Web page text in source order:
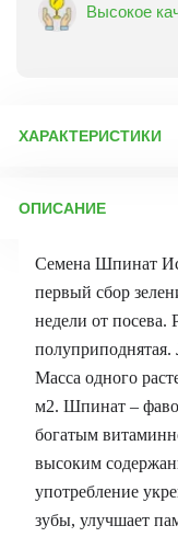
Высокое
ХАРАКТЕРИСТИКИ
Бренд товара:
Срок отправки:
ОПИСАНИЕ
Семена Шпинат
первый сбор
недели от посева.
Масса одного
м2. Шпинат –
богатым
высоким
употребление
зубы, улучшает